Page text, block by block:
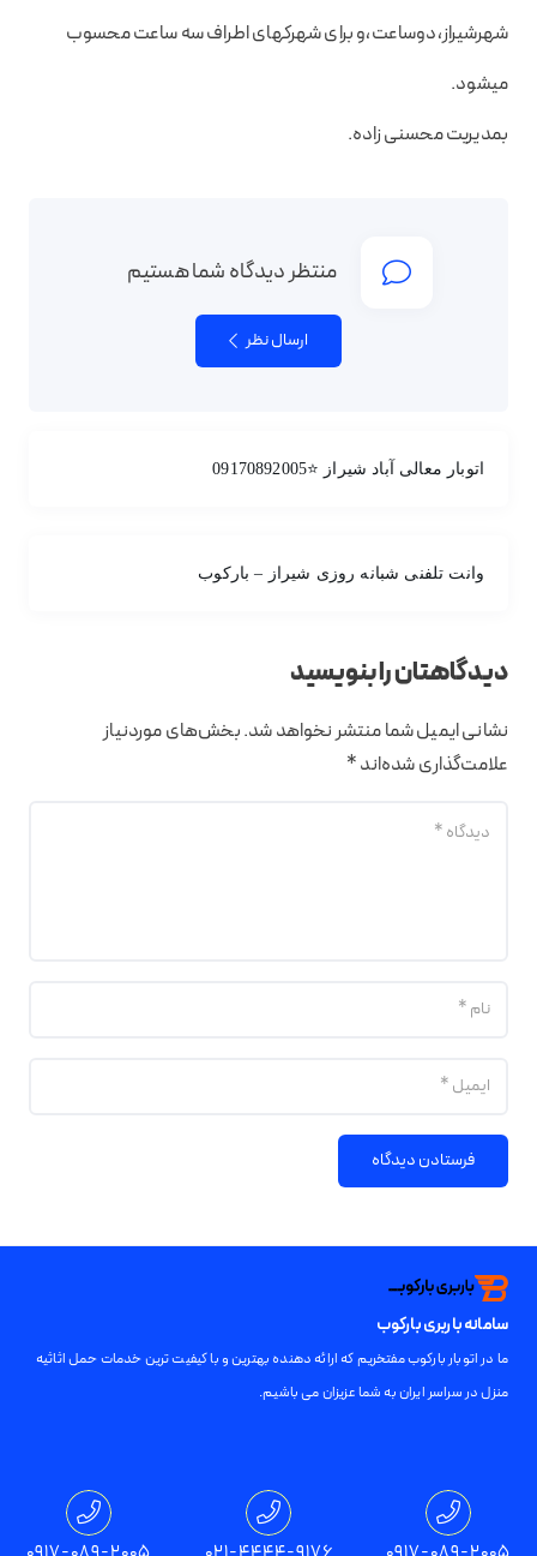
شهرشیراز،دوساعت،و برای شهرکهای اطراف سه ساعت محسوب
میشود.
بمدیریت محسنی زاده.
منتظر دیدگاه شما هستیم
ارسال نظر
اتوبار معالی آباد شیراز ⭐09170892005
وانت تلفنی شبانه روزی شیراز – بارکوب
دیدگاهتان را بنویسید
نشانی ایمیل شما منتشر نخواهد شد.بخش‌های موردنیاز
علامت‌گذاری شده‌اند*
فرستادن دیدگاه
سامانه باربری بارکوب
ما در اتوبار بارکوب مفتخریم که ارائه دهنده بهترین و با کیفیت ترین خدمات حمل اثاثیه
منزل در سراسر ایران به شما عزیزان می باشیم.
تمامی حقوق برای باربری بارکوب محفوظ است